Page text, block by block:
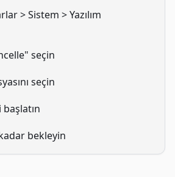
> Sistem > Yazılım
seçin
seçin
bekleyin